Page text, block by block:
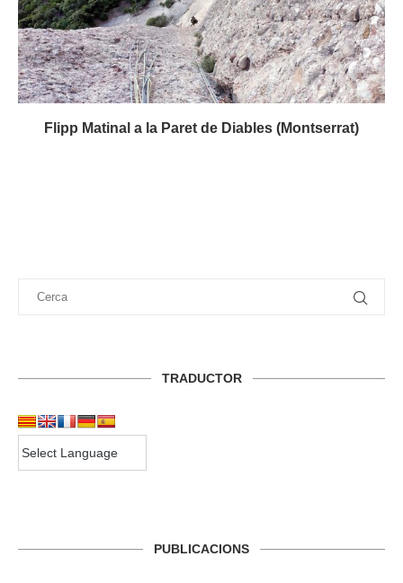
Flipp Matinal a la Paret de Diables (Montserrat)
TRADUCTOR
PUBLICACIONS